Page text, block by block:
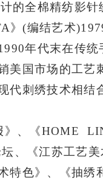
的全棉精纺影
》(编结艺术
年代末在传
美国市场的工艺
代刺绣技术相结
》、《HOME
、《江苏工艺
特色》、《抽绣